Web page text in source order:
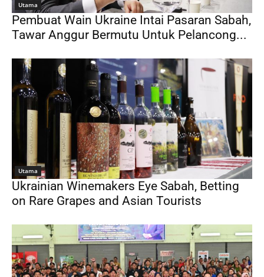
Utama
Pembuat Wain Ukraine Intai Pasaran Sabah,
Tawar Anggur Bermutu Untuk Pelancong...
Utama
Ukrainian Winemakers Eye Sabah, Betting
on Rare Grapes and Asian Tourists